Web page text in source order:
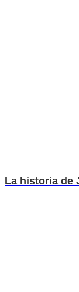
La historia de